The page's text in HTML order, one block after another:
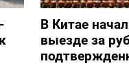
В Китае
выезде за